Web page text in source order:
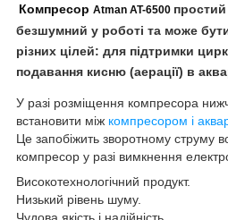
Компресор Atman AT-6500 простий
безшумний у роботі та може
різних цілей: для підтримки
подавання кисню (аерації) в
У разі розміщення компресора
встановити між компресором і
Це запобіжить зворотному струму
компресор у разі вимкнення
Високотехнологічний продукт.
Низький рівень шуму.